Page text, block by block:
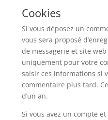
Cookies
Si vous déposez un
vous sera proposé
de messagerie et site web
uniquement pour votre
saisir ces informations si
commentaire plus tard.
d’un an.
Si vous avez un compte